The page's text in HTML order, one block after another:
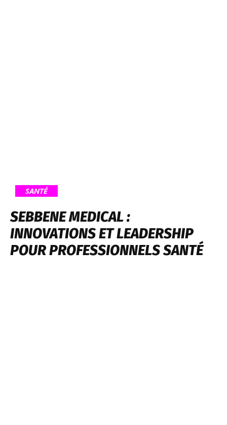
SANTÉ
SEBBENE MEDICAL :
INNOVATIONS ET LEADERSHIP
POUR PROFESSIONNELS SANTÉ